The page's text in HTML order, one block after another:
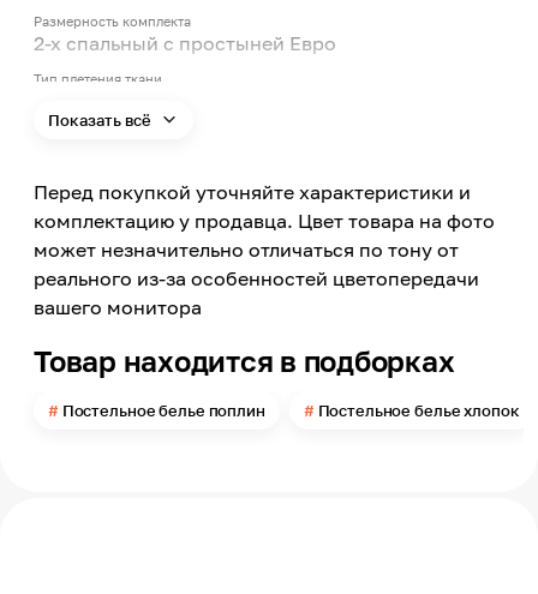
Размерность комплекта
2-x спальный с простыней Евро
Тип плетения ткани
Состав
100% Хлопок
Вид рисунка
Однотонный, С рисунком, Дамаски, Цветы
Размер наволочки
Размер пододеяльника
Показать всё
Перед покупкой уточняйте характеристики и
комплектацию у продавца. Цвет товара на фото
может незначительно отличаться по тону от
реального из-за особенностей цветопередачи
вашего монитора
Товар находится в подборках
Постельное белье поплин Постельное белье хлопок